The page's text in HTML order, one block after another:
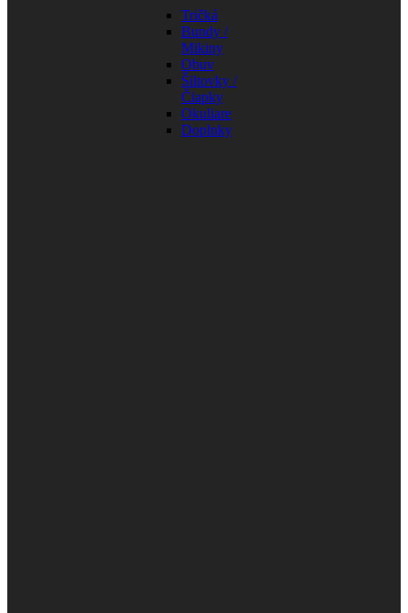
Tričká
Bundy /
Mikiny
Obuv
Šiltovky /
Čiapky
Okuliare
Doplnky